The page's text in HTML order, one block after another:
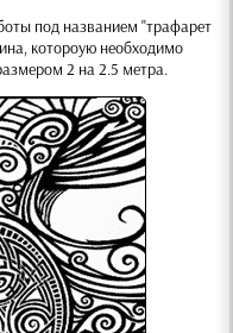
под названием "трафарет
котороую необходимо
2 на 2.5 метра.